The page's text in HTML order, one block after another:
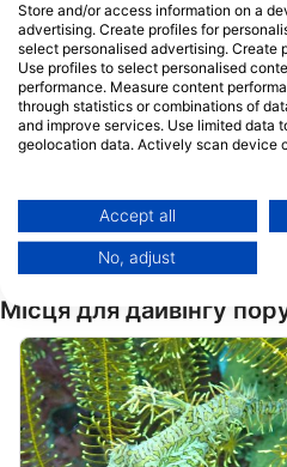
LE GRAND BLEU
Infront of Haruhay Beach
Resort,, 6015 Lapu-lapu
City, Cebu - ФІЛІПІНИ
WEOCEAN
Beside Carancho Beach,
Looc, 6015 Lapu-lapu City,
FANTASTIC DIVE CENTER
Inside Club Kontiki resort,
6015 Lapu-lapu City, Cebu -
ФІЛІПІНИ
Місця для дайвінгу
Store and/or access information on a
advertising. Create profiles for
select personalised advertising. Create
Use profiles to select personalised
performance. Measure content
through statistics or combinations of
and improve services. Use limited data
geolocation data. Actively scan device
Data may be shared outside of the
Your consent and the cookie policy
View Partner List (1 IAB Vendors)
IAB processing purposes:
Store and/or access
Use limited data to select
Create profiles for
Accept all
No, adjust